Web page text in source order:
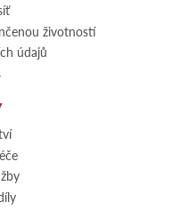
životností
údajů